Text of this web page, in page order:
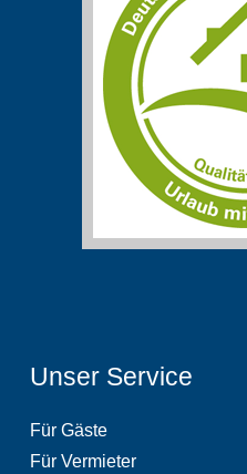
Unser Service
Für Gäste
Für Vermieter